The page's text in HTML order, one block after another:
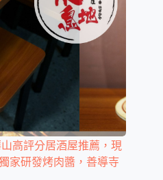
高評分居酒屋推薦，現
家研發烤肉醬，善導寺